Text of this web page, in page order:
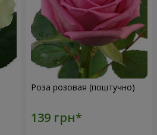
Роза розовая (поштучно)